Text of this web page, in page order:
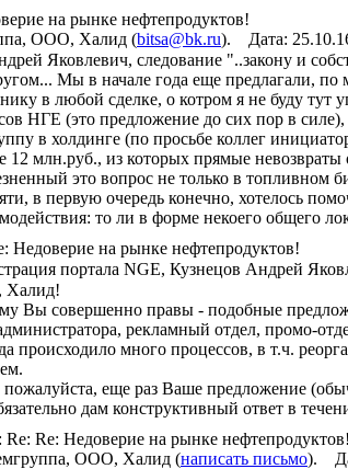
на рынке нефтепродуктов!
ООО, Халид (bitsa@bk.ru). Дата:
Яковлевич, следование "..закону и
Мы в начале года еще предлагали,
в любой сделке, о котром я не буду тут
НГЕ (это предложение до сих пор в
в холдинге (по просьбе коллег
12 млн.руб., из которых прямые
это вопрос не только в топливном
в первую очередь конечно, хотелось
то ли в форме некоего общего
Недоверие на рынке нефтепродуктов!
портала NGE, Кузнецов Андрей
Халид!
Вы совершенно правы - подобные
рекламный отдел, промо-
происходило много процессов, в т.ч.
еще раз Ваше предложение
дам конструктивный ответ в
Re: Re: Недоверие на рынке нефтепродуктов!
ООО, Халид (написать письмо).